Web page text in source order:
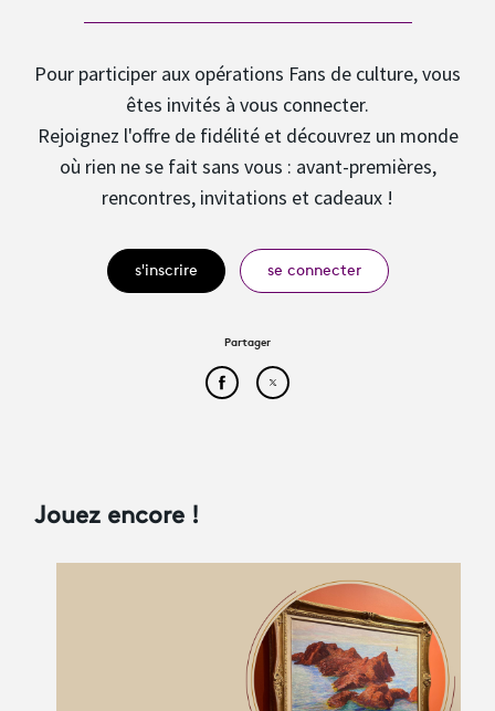
Pour participer aux opérations Fans de culture, vous
êtes invités à vous connecter.
Rejoignez l'offre de fidélité et découvrez un monde
où rien ne se fait sans vous : avant-premières,
rencontres, invitations et cadeaux !
s'inscrire se connecter
Partager
Partager cet article sur
Partager cet article sur
Jouez encore !